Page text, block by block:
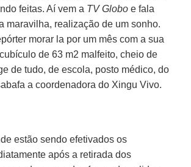
feitas. Aí vem a TV Globo e fala
maravilha, realização de um sonho.
morar la por um mês com a sua
de 63 m2 malfeito, cheio de
de tudo, de escola, posto médico, do
a coordenadora do Xingu Vivo.
estão sendo efetivados os
após a retirada dos